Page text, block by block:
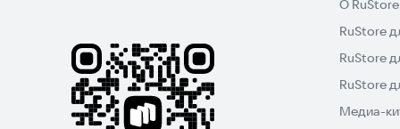
🔊 Реалистичные звуковые эффекты
Настоящий звук двигателя, работа
игровому процессу.
О RuStore
RuStore
RuStore
RuStore
Медиа-